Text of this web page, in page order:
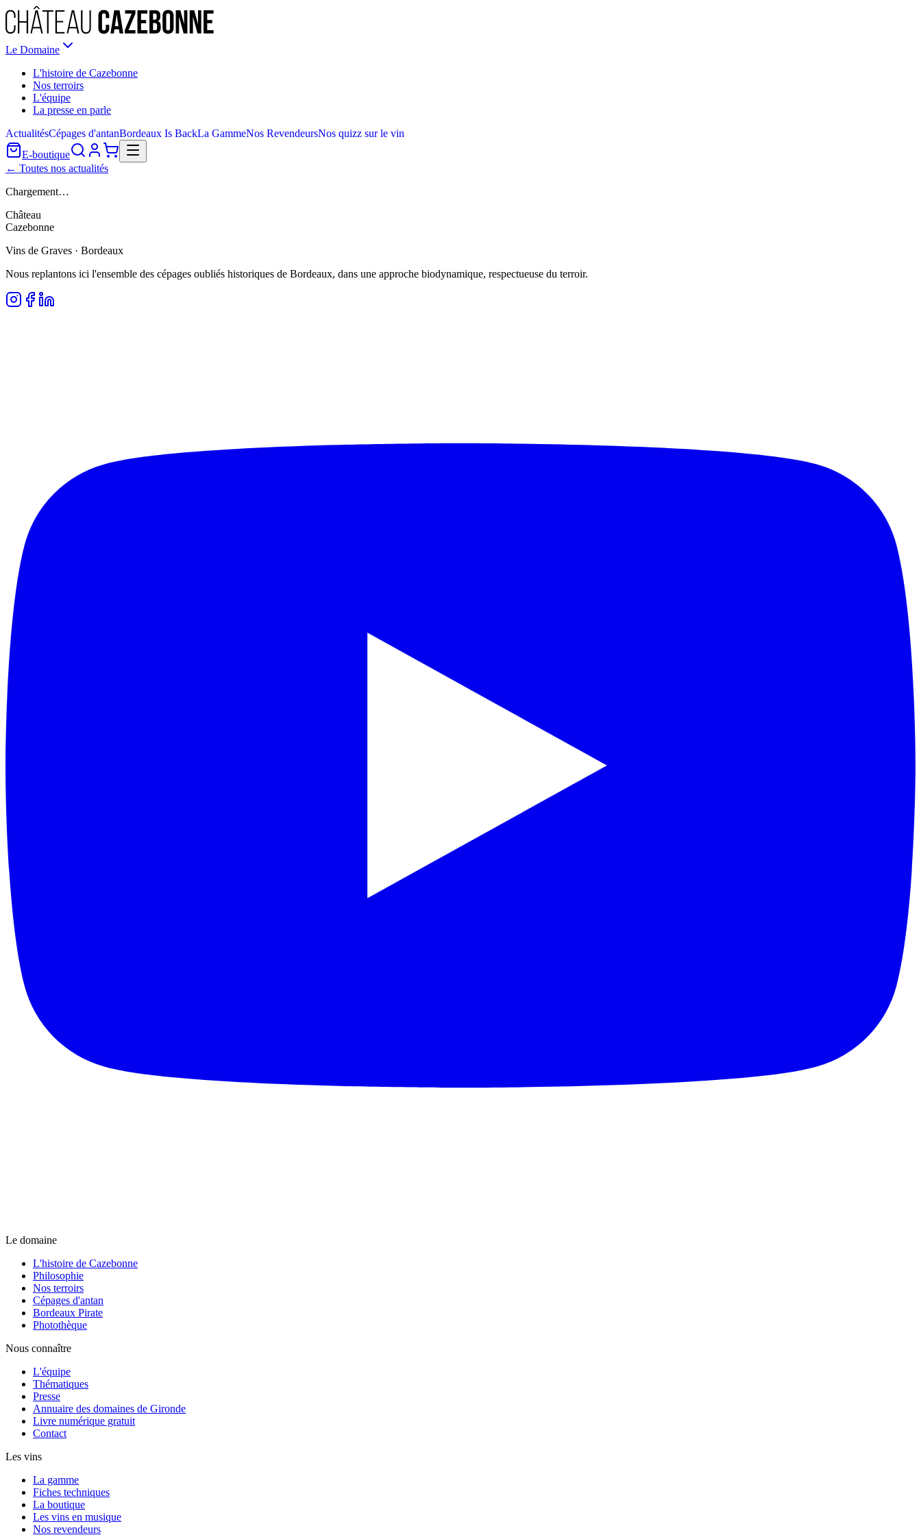
Le Domaine
L'histoire de Cazebonne
Nos terroirs
L'équipe
La presse en parle
ActualitésCépages d'antanBordeaux Is BackLa GammeNos RevendeursNos quizz sur le vin
E-boutique
← Toutes nos actualités
Chargement…
Château
Cazebonne
Vins de Graves · Bordeaux
Nous replantons ici l'ensemble des cépages oubliés historiques de Bordeaux, dans une approche biodynamique, respectueuse du terroir.
Le domaine
L'histoire de Cazebonne
Philosophie
Nos terroirs
Cépages d'antan
Bordeaux Pirate
Photothèque
Nous connaître
L'équipe
Thématiques
Presse
Annuaire des domaines de Gironde
Livre numérique gratuit
Contact
Les vins
La gamme
Fiches techniques
La boutique
Les vins en musique
Nos revendeurs